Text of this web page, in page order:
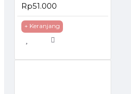
Rp51.000
+ Keranjang